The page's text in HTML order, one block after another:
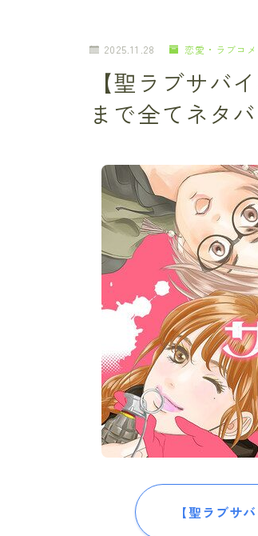
2025.11.28 恋愛・ラブコメ
【聖ラブサバ
まで全てネタ
【聖ラブサ